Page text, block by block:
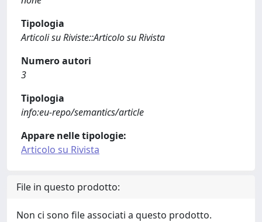
Tipologia
Articoli su Riviste::Articolo su Rivista
Numero autori
3
Tipologia
info:eu-repo/semantics/article
Appare nelle tipologie:
Articolo su Rivista
File in questo prodotto:
Non ci sono file associati a questo prodotto.